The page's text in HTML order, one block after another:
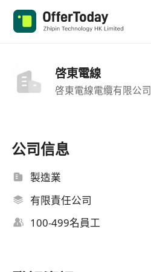
啓東電線
啓東電線電纜有限公司
公司信息
製造業
有限責任公司
100-499名員工